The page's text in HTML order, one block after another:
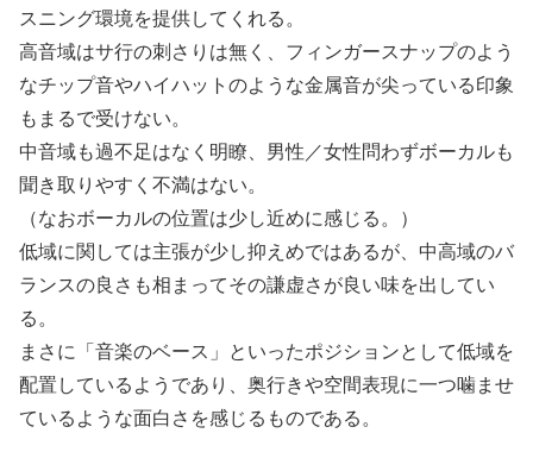
スニング環境を提供してくれる。
高音域はサ行の刺さりは無く、フィンガースナップのよう
なチップ音やハイハットのような金属音が尖っている印象
もまるで受けない。
中音域も過不足はなく明瞭、男性／女性問わずボーカルも
聞き取りやすく不満はない。
（なおボーカルの位置は少し近めに感じる。）
低域に関しては主張が少し抑えめではあるが、中高域のバ
ランスの良さも相まってその謙虚さが良い味を出してい
る。
まさに「音楽のベース」といったポジションとして低域を
配置しているようであり、奥行きや空間表現に一つ噛ませ
ているような面白さを感じるものである。